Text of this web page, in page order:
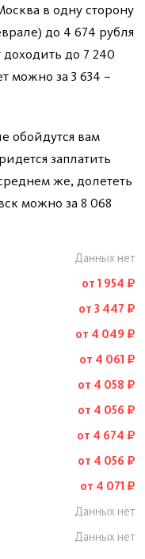
в одну сторону
до 4 674 рубля
до 7 240
можно за 3 634 –
обойдутся вам
заплатить
же, долететь
можно за 8 068
Данных нет
от 1 954 ₽
от 3 447 ₽
от 4 049 ₽
от 4 061 ₽
от 4 058 ₽
от 4 056 ₽
от 4 674 ₽
от 4 056 ₽
от 4 071 ₽
Данных нет
Данных нет